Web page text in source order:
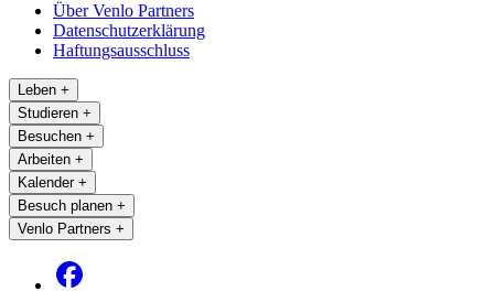
Über Venlo Partners
Datenschutzerklärung
Haftungsausschluss
Leben +
Studieren +
Besuchen +
Arbeiten +
Kalender +
Besuch planen +
Venlo Partners +